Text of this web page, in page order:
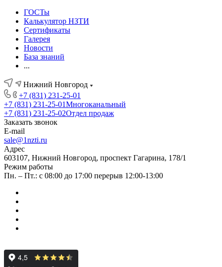
ГОСТы
Калькулятор НЗТИ
Сертификаты
Галерея
Новости
База знаний
...
Нижний Новгород
+7 (831) 231-25-01
+7 (831) 231-25-01Многоканальный
+7 (831) 231-25-02Отдел продаж
Заказать звонок
E-mail
sale@1nzti.ru
Адрес
603107, Нижний Новгород, проспект Гагарина, 178/1
Режим работы
Пн. – Пт.: с 08:00 до 17:00 перерыв 12:00-13:00